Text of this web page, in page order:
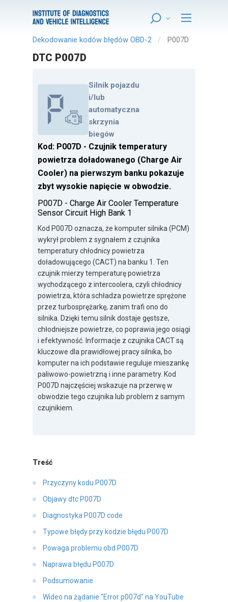
Dekodowanie kodów błędów OBD-2 P007D
DTC P007D
Silnik pojazdu
i/lub
automatyczna
skrzynia
biegów
Kod: P007D - Czujnik temperatury
powietrza doładowanego (Charge Air
Cooler) na pierwszym banku pokazuje
zbyt wysokie napięcie w obwodzie.
P007D - Charge Air Cooler Temperature
Sensor Circuit High Bank 1
Kod P007D oznacza, że komputer silnika (PCM)
wykrył problem z sygnałem z czujnika
temperatury chłodnicy powietrza
doładowującego (CACT) na banku 1. Ten
czujnik mierzy temperaturę powietrza
wychodzącego z intercoolera, czyli chłodnicy
powietrza, która schładza powietrze sprężone
przez turbosprężarkę, zanim trafi ono do
silnika. Dzięki temu silnik dostaje gęstsze,
chłodniejsze powietrze, co poprawia jego osiągi
i efektywność. Informacje z czujnika CACT są
kluczowe dla prawidłowej pracy silnika, bo
komputer na ich podstawie reguluje mieszankę
paliwowo-powietrzną i inne parametry. Kod
P007D najczęściej wskazuje na przerwę w
obwodzie tego czujnika lub problem z samym
czujnikiem.
Treść
Przyczyny kodu P007D
Objawy dtc P007D
Diagnostyka P007D code
Typowe błędy przy kodzie błędu P007D
Powaga problemu obd P007D
Naprawa błędu P007D
Podsumowanie
Wideo na żądanie "Error p007d" na YouTube